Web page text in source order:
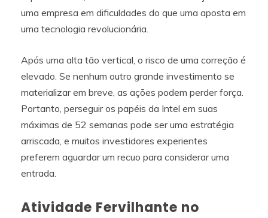
uma empresa em dificuldades do que uma aposta em
uma tecnologia revolucionária.
Após uma alta tão vertical, o risco de uma correção é
elevado. Se nenhum outro grande investimento se
materializar em breve, as ações podem perder força.
Portanto, perseguir os papéis da Intel em suas
máximas de 52 semanas pode ser uma estratégia
arriscada, e muitos investidores experientes
preferem aguardar um recuo para considerar uma
entrada.
Atividade Fervilhante no